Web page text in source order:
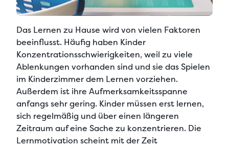
Das Lernen zu Hause wird von vielen Faktoren
beeinflusst. Häufig haben Kinder
Konzentrationsschwierigkeiten, weil zu viele
Ablenkungen vorhanden sind und sie das Spielen
im Kinderzimmer dem Lernen vorziehen.
Außerdem ist ihre Aufmerksamkeitsspanne
anfangs sehr gering. Kinder müssen erst lernen,
sich regelmäßig und über einen längeren
Zeitraum auf eine Sache zu konzentrieren. Die
Lernmotivation scheint mit der Zeit